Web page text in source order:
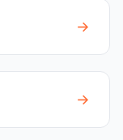
→
→